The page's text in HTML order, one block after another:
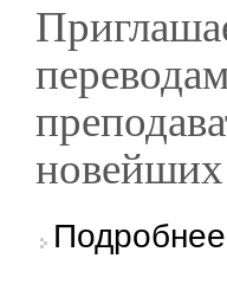
новейших
Подробнее